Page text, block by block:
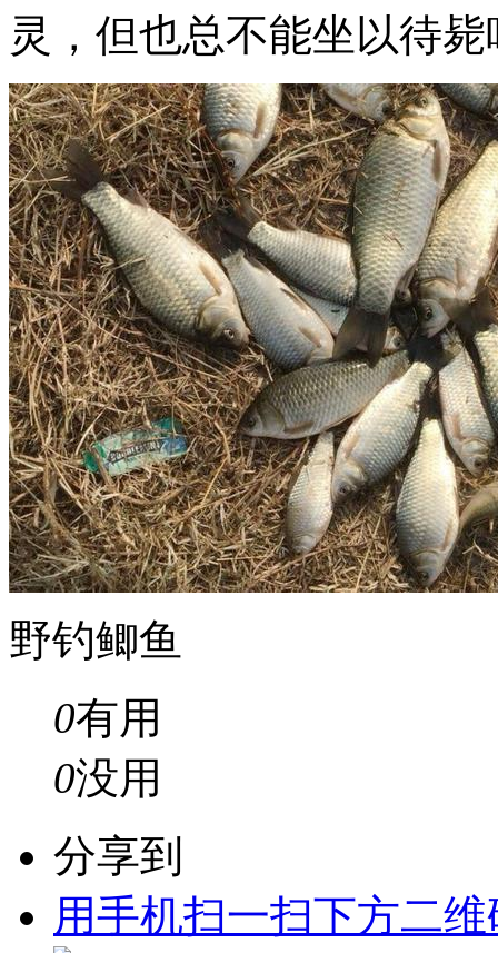
灵，但也总不能坐以待毙
野钓鲫鱼
0有用
0没用
分享到
用手机扫一扫下方二